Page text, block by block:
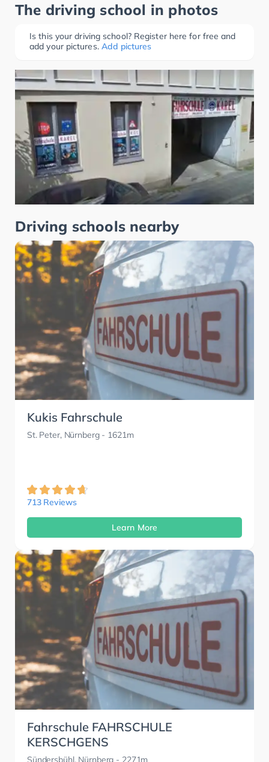
The driving school in photos
Is this your driving school? Register here for free and
add your pictures. Add pictures
Driving schools nearby
Kukis Fahrschule
St. Peter, Nürnberg- 1621m
713 Reviews
Learn More
Fahrschule FAHRSCHULE
KERSCHGENS
Sündersbühl, Nürnberg - 2271m